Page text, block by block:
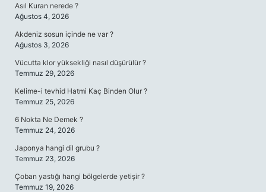
Asıl Kuran nerede ?
Ağustos 4, 2026
Akdeniz sosun içinde ne var ?
Ağustos 3, 2026
Vücutta klor yüksekliği nasıl düşürülür ?
Temmuz 29, 2026
Kelime-i tevhid Hatmi Kaç Binden Olur ?
Temmuz 25, 2026
6 Nokta Ne Demek ?
Temmuz 24, 2026
Japonya hangi dil grubu ?
Temmuz 23, 2026
Çoban yastığı hangi bölgelerde yetişir ?
Temmuz 19, 2026